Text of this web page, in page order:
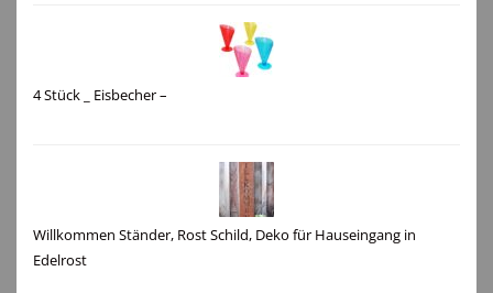
4 Stück _ Eisbecher –
Willkommen Ständer, Rost Schild, Deko für Hauseingang in
Edelrost